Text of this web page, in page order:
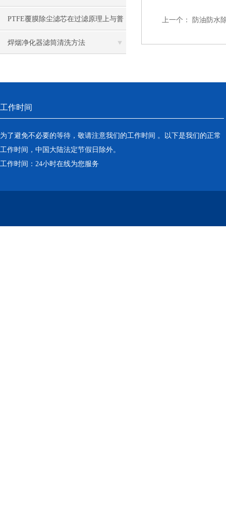
PTFE覆膜除尘滤芯在过滤原理上与普
通滤料的区别
焊烟净化器滤筒清洗方法
上一个： 防油防水
工作时间
为了避免不必要的等待，敬请注意我们的工作时间 。以下是我们的正常
工作时间，中国大陆法定节假日除外。
工作时间：24小时在线为您服务